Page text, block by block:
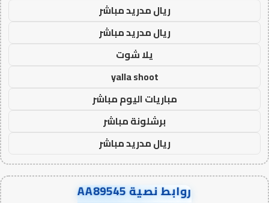
ريال مدريد مباشر
ريال مدريد مباشر
يلا شوت
yalla shoot
مباريات اليوم مباشر
برشلونة مباشر
ريال مدريد مباشر
روابط نصية AA89545